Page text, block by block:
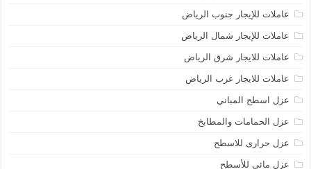
عاملات للإيجار جنوب الرياض
عاملات للإيجار شمال الرياض
عاملات للايجار شرق الرياض
عاملات للايجار غرب الرياض
عزل اسطح المباني
عزل الحمامات والمطابخ
عزل حرارى للاسطح
عزل مائي للأسطح